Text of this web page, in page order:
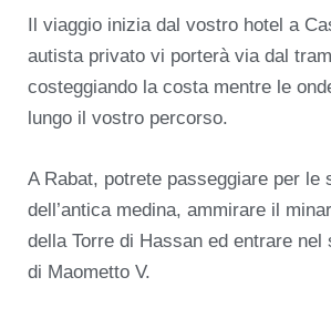
Il viaggio inizia dal vostro hotel a
autista privato vi porterà via dal
costeggiando la costa mentre le
lungo il vostro percorso.
A Rabat, potrete passeggiare per le
dell’antica medina, ammirare il
della Torre di Hassan ed entrare nel
di Maometto V.